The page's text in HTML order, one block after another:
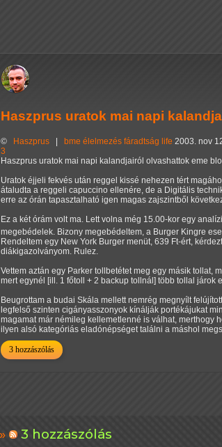
Haszprus uratok mai napi
© Haszprus bme élelmezés fáradtság life 2003. nov
3
Haszprus uratok mai napi kalandjairól olvashattok eme
Uratok éjjeli fekvés után reggel kissé nehezen tért
átaludta a reggeli capuccino ellenére, de a Digitális
erre az órán tapasztalható igen magas zajszintből
Ez a két órám volt ma. Lett volna még 15.00-kor egy
megebédelek. Bizony megebédeltem, a Burger Kingre
Rendeltem egy New York Burger menüt, 639 Ft-ért,
diákigazolványom. Rulez.
Vettem aztán egy Parker tollbetétet meg egy másik tollat,
mert egynél [ill. 1 főtoll + 2 backup tollnál] több tollal járok
Beugrottam a budai Skála mellett nemrég megnyílt
legfelső szinten cigányasszonyok kínálják portékájukat
magamat már némileg kellemetlenné is válhat, merthogy
ilyen alsó kategóriás eladónépséget találni a máshol
3 hozzászólás
3 hozzászólás